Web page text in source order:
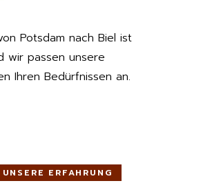
Potsdam nach Biel ist
wir passen unsere
Ihren Bedürfnissen an.
UNSERE ERFAHRUNG